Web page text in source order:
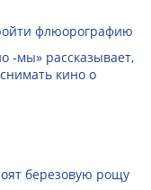
флюорографию
-мы» рассказывает,
кино о
березовую рощу